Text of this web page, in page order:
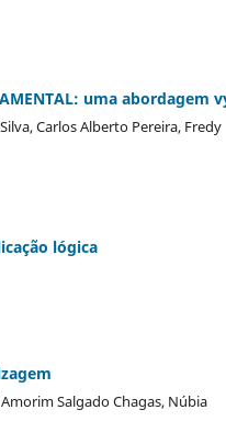
uma abordagem
Carlos Alberto Pereira, Fredy
lógica
Salgado Chagas, Núbia